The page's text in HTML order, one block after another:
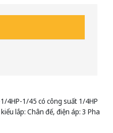
4HP-1/45 có công suất 1/4HP
lắp: Chân đế, điện áp: 3 Pha